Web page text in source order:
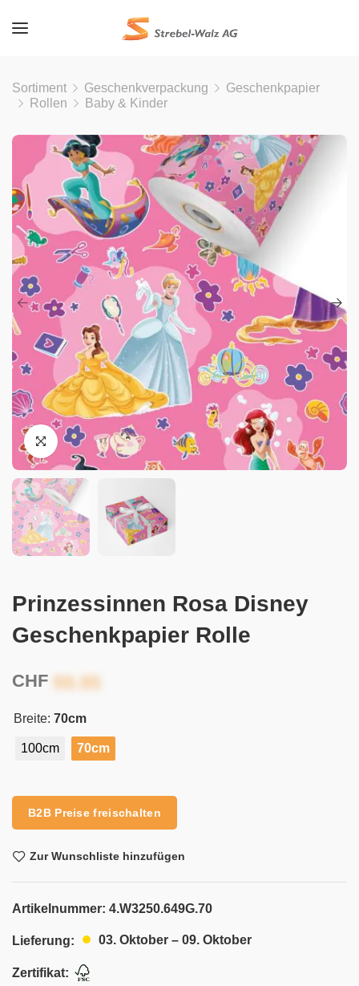
Sortiment Geschenkverpackung
Geschenkpapier
Rollen
Baby & Kinder
Prinzessinnen Rosa Disney
Geschenkpapier Rolle
CHF
Breite: 70cm
100cm 70cm
B2B Preise freischalten
Zur Wunschliste hinzufügen
Artikelnummer: 4.W3250.649G.70
Lieferung: 03. Oktober – 09. Oktober
Zertifikat: